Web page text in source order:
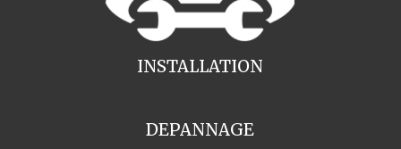
INSTALLATION
DEPANNAGE